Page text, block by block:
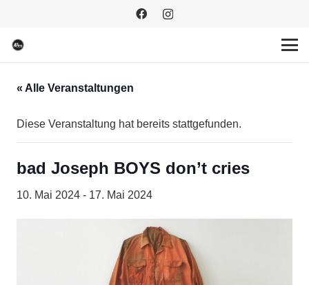
« Alle Veranstaltungen
Diese Veranstaltung hat bereits stattgefunden.
bad Joseph BOYS don’t cries
10. Mai 2024 - 17. Mai 2024